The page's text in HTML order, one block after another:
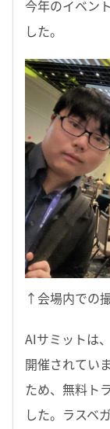
今年のイベン
した。
↑会場内での
AIサミットは
開催されてい
ため、無料ト
した。ラスベ